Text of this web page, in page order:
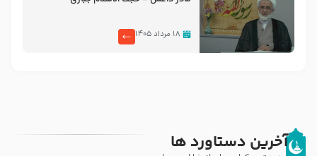
۱۸ مرداد ۱۴۰۵
آخرین دستاورد ها